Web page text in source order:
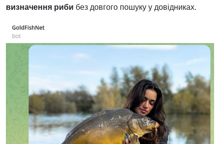
визначення риби без довгого пошуку у довідниках.